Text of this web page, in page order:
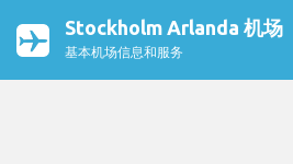
Stockholm Arlanda 机场
基本机场信息和服务